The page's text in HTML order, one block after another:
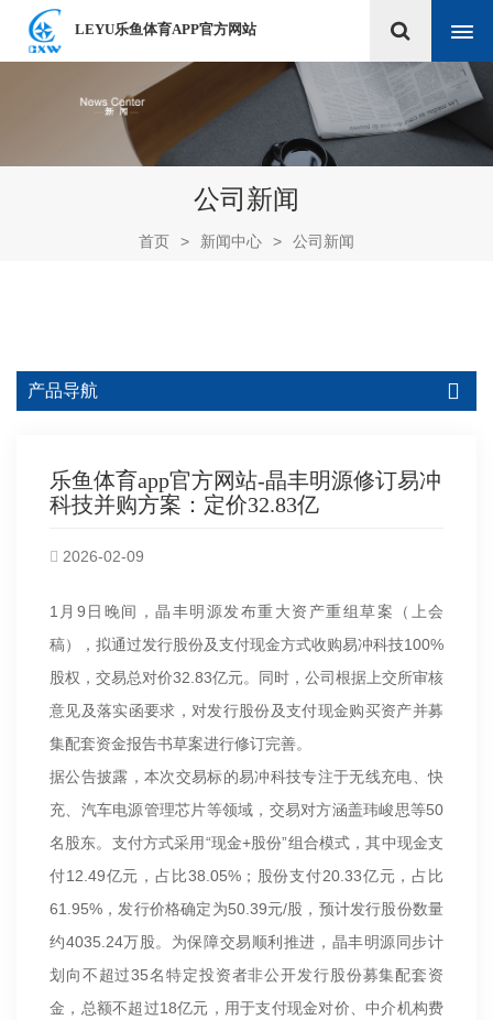
LEYU乐鱼体育APP官方网站
公司新闻
首页 > 新闻中心 > 公司新闻
产品导航
乐鱼体育app官方网站-晶丰明源修订易冲
科技并购方案：定价32.83亿
2026-02-09
1月9日晚间，晶丰明源发布重大资产重组草案（上会
稿），拟通过发行股份及支付现金方式收购易冲科技100%
股权，交易总对价32.83亿元。同时，公司根据上交所审核
意见及落实函要求，对发行股份及支付现金购买资产并募
集配套资金报告书草案进行修订完善。
据公告披露，本次交易标的易冲科技专注于无线充电、快
充、汽车电源管理芯片等领域，交易对方涵盖玮峻思等50
名股东。支付方式采用“现金+股份”组合模式，其中现金支
付12.49亿元，占比38.05%；股份支付20.33亿元，占比
61.95%，发行价格确定为50.39元/股，预计发行股份数量
约4035.24万股。为保障交易顺利推进，晶丰明源同步计
划向不超过35名特定投资者非公开发行股份募集配套资
金，总额不超过18亿元，用于支付现金对价、中介机构费